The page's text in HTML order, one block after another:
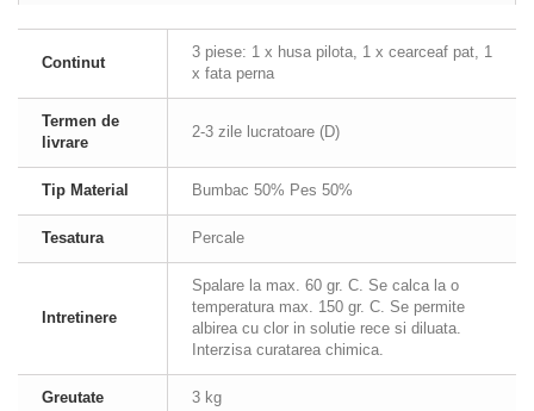
Continut
3 piese: 1 x husa pilota, 1 x cearceaf pat, 1
x fata perna
Termen de
livrare
2-3 zile lucratoare (D)
Tip Material Bumbac 50% Pes 50%
Tesatura Percale
Intretinere
Spalare la max. 60 gr. C. Se calca la o
temperatura max. 150 gr. C. Se permite
albirea cu clor in solutie rece si diluata.
Interzisa curatarea chimica.
Greutate 3 kg